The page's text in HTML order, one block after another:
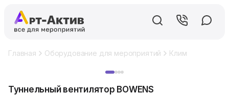
Главная Оборудование для мероприятий Климатическое
Туннельный вентилятор BOWENS